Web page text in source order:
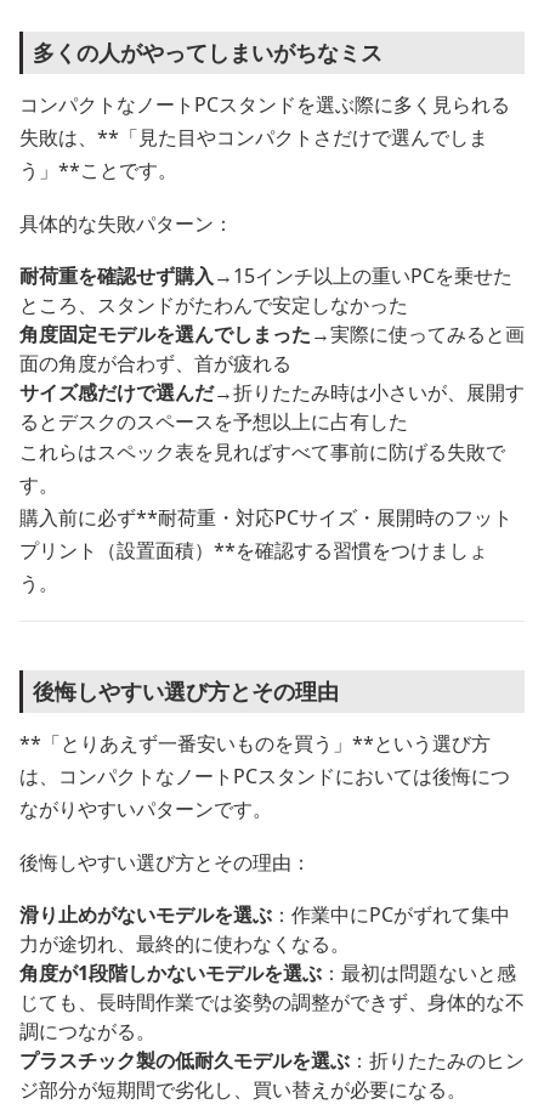
多くの人がやってしまいがちなミス
コンパクトなノートPCスタンドを選ぶ際に多く見られる
失敗は、**「見た目やコンパクトさだけで選んでしま
う」**ことです。
具体的な失敗パターン：
耐荷重を確認せず購入→15インチ以上の重いPCを乗せた
ところ、スタンドがたわんで安定しなかった
角度固定モデルを選んでしまった→実際に使ってみると画
面の角度が合わず、首が疲れる
サイズ感だけで選んだ→折りたたみ時は小さいが、展開す
るとデスクのスペースを予想以上に占有した
これらはスペック表を見ればすべて事前に防げる失敗で
す。
購入前に必ず**耐荷重・対応PCサイズ・展開時のフット
プリント（設置面積）**を確認する習慣をつけましょ
う。
後悔しやすい選び方とその理由
**「とりあえず一番安いものを買う」**という選び方
は、コンパクトなノートPCスタンドにおいては後悔につ
ながりやすいパターンです。
後悔しやすい選び方とその理由：
滑り止めがないモデルを選ぶ ：作業中にPCがずれて集中
力が途切れ、最終的に使わなくなる。
角度が1段階しかないモデルを選ぶ ：最初は問題ないと感
じても、長時間作業では姿勢の調整ができず、身体的な不
調につながる。
プラスチック製の低耐久モデルを選ぶ ：折りたたみのヒン
ジ部分が短期間で劣化し、買い替えが必要になる。